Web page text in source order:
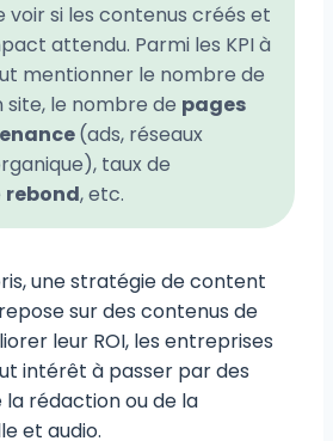
si les contenus créés et
attendu. Parmi les KPI à
mentionner le nombre de
site, le nombre de pages
(ads, réseaux
taux de
rebond, etc.
une stratégie de content
sur des contenus de
leur ROI, les entreprises
intérêt à passer par des
rédaction ou de la
et audio.